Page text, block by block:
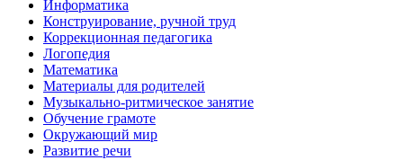
Информатика
Конструирование, ручной труд
Коррекционная педагогика
Логопедия
Математика
Материалы для родителей
Музыкально-ритмическое занятие
Обучение грамоте
Окружающий мир
Развитие речи